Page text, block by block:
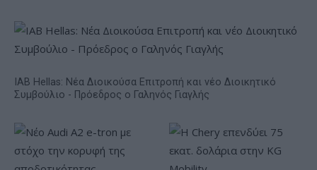
IAB Hellas: Νέα Διοικούσα Επιτροπή και νέο Διοικητικό
Συμβούλιο - Πρόεδρος ο Γαληνός Γιαγλής